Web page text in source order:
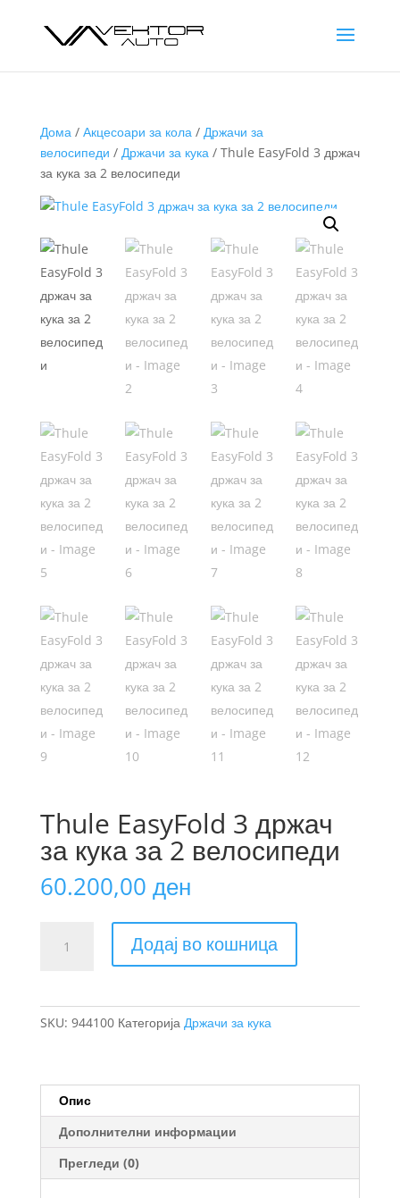
Дома/ Акцесоари за кола/ Држачи за
велосипеди / Држачи за кука/ Thule EasyFold 3 држач
за кука за 2 велосипеди
Thule EasyFold 3 држач
за кука за 2 велосипеди
60.200,00 ден
EasyFold
велосипеди
количина
Додај во кошница
SKU: 944100 Категорија Држачи за кука
Опис
Дополнителни информации
Прегледи (0)